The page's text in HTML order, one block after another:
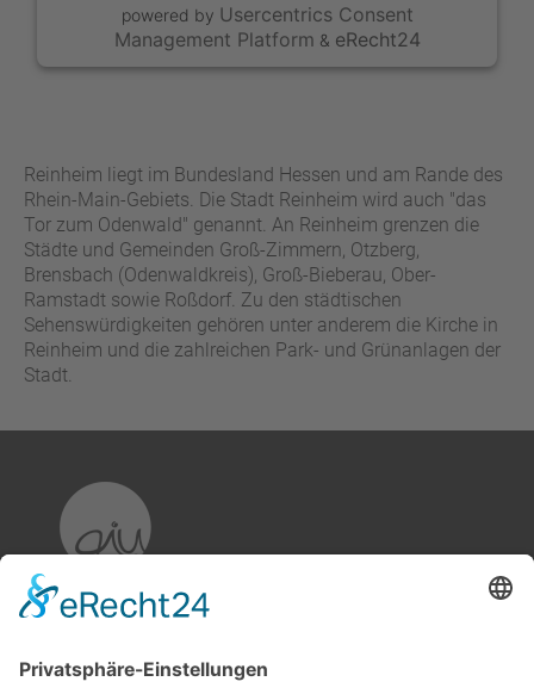
powered by Usercentrics Consent
Management Platform & eRecht24
Reinheim liegt im Bundesland Hessen und am Rande des
Rhein-Main-Gebiets. Die Stadt Reinheim wird auch "das
Tor zum Odenwald" genannt. An Reinheim grenzen die
Städte und Gemeinden Groß-Zimmern, Otzberg,
Brensbach (Odenwaldkreis), Groß-Bieberau, Ober-
Ramstadt sowie Roßdorf. Zu den städtischen
Sehenswürdigkeiten gehören unter anderem die Kirche in
Reinheim und die zahlreichen Park- und Grünanlagen der
Stadt.
GmbH & Co. KG